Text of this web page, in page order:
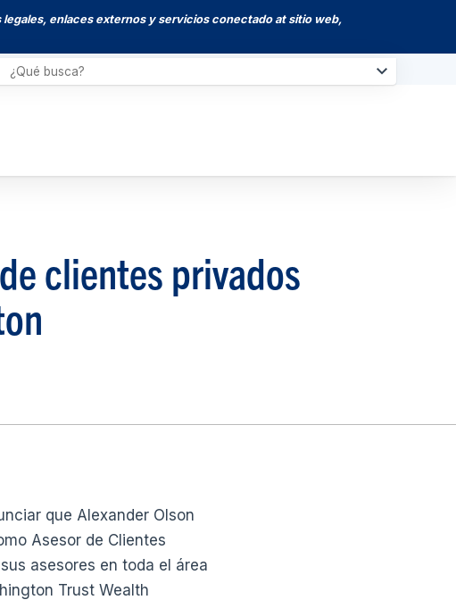
enlaces externos y servicios conectado at sitio web,
clientes privados
que Alexander Olson
Asesor de Clientes
asesores en toda el área
Trust Wealth